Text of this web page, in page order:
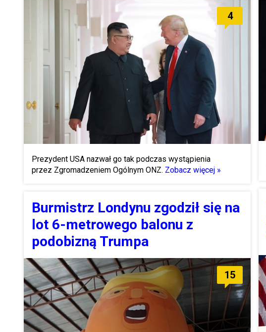
4
Prezydent USA nazwał go tak podczas wystąpienia
przez Zgromadzeniem Ogólnym ONZ. Zobacz więcej »
Burmistrz Londynu zgodził się na
lot 6-metrowego balonu z
podobizną Trumpa
15